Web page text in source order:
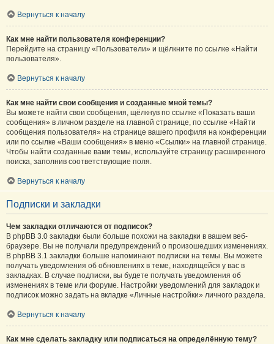
Вернуться к началу
Как мне найти пользователя конференции?
Перейдите на страницу «Пользователи» и щёлкните по ссылке «Найти
пользователя».
Вернуться к началу
Как мне найти свои сообщения и созданные мной темы?
Вы можете найти свои сообщения, щёлкнув по ссылке «Показать ваши
сообщения» в личном разделе на главной странице, по ссылке «Найти
сообщения пользователя» на странице вашего профиля на конференции
или по ссылке «Ваши сообщения» в меню «Ссылки» на главной странице.
Чтобы найти созданные вами темы, используйте страницу расширенного
поиска, заполнив соответствующие поля.
Вернуться к началу
Подписки и закладки
Чем закладки отличаются от подписок?
В phpBB 3.0 закладки были больше похожи на закладки в вашем веб-
браузере. Вы не получали предупреждений о произошедших изменениях.
В phpBB 3.1 закладки больше напоминают подписки на темы. Вы можете
получать уведомления об обновлениях в теме, находящейся у вас в
закладках. В случае подписки, вы будете получать уведомления об
изменениях в теме или форуме. Настройки уведомлений для закладок и
подписок можно задать на вкладке «Личные настройки» личного раздела.
Вернуться к началу
Как мне сделать закладку или подписаться на определённую тему?